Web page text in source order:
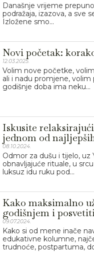
Današnje vrijeme
podražaja, izazova, a sve
Izložene smo...
Novi početak:
12.03.2025.
Volim nove početke,
ali i nadu promjene, volim
godišnje doba ima neku...
Iskusite
jednom od
08.10.2024.
Odmor za dušu i tijelo, uz
obnavljajuće rituale, u
luksuz idu ruku pod...
Kako maksimalno
godišnjem i
09.07.2024.
Kako si od mene inače
edukativne kolumne,
trudnoće, postpartuma,